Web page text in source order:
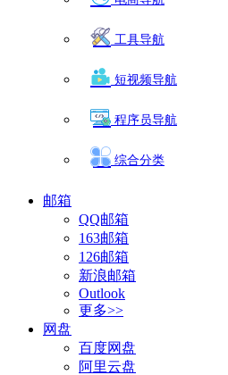
工具导航
短视频导航
程序员导航
综合分类
邮箱
QQ邮箱
163邮箱
126邮箱
新浪邮箱
Outlook
更多>>
网盘
百度网盘
阿里云盘